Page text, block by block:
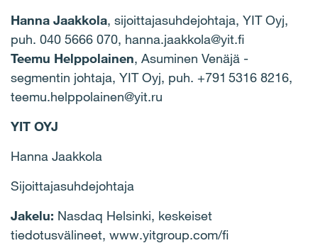
Hanna Jaakkola, sijoittajasuhdejohtaja, YIT Oyj,
puh. 040 5666 070, hanna.jaakkola@yit.fi
Teemu Helppolainen, Asuminen Venäjä -
segmentin johtaja, YIT Oyj, puh. +791 5316 8216,
teemu.helppolainen@yit.ru
YIT OYJ
Hanna Jaakkola
Sijoittajasuhdejohtaja
Jakelu: Nasdaq Helsinki, keskeiset
tiedotusvälineet, www.yitgroup.com/fi